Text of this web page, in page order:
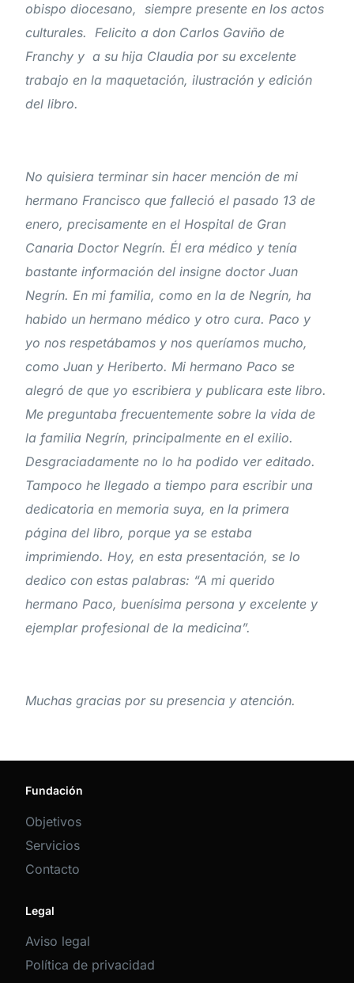
obispo diocesano, siempre presente en los actos
culturales. Felicito a don Carlos Gaviño de
Franchy y a su hija Claudia por su excelente
trabajo en la maquetación, ilustración y edición
del libro.
No quisiera terminar sin hacer mención de mi
hermano Francisco que falleció el pasado 13 de
enero, precisamente en el Hospital de Gran
Canaria Doctor Negrín. Él era médico y tenía
bastante información del insigne doctor Juan
Negrín. En mi familia, como en la de Negrín, ha
habido un hermano médico y otro cura. Paco y
yo nos respetábamos y nos queríamos mucho,
como Juan y Heriberto. Mi hermano Paco se
alegró de que yo escribiera y publicara este libro.
Me preguntaba frecuentemente sobre la vida de
la familia Negrín, principalmente en el exilio.
Desgraciadamente no lo ha podido ver editado.
Tampoco he llegado a tiempo para escribir una
dedicatoria en memoria suya, en la primera
página del libro, porque ya se estaba
imprimiendo. Hoy, en esta presentación, se lo
dedico con estas palabras: “A mi querido
hermano Paco, buenísima persona y excelente y
ejemplar profesional de la medicina”.
Muchas gracias por su presencia y atención.
Fundación
Objetivos
Servicios
Contacto
Legal
Aviso legal
Política de privacidad